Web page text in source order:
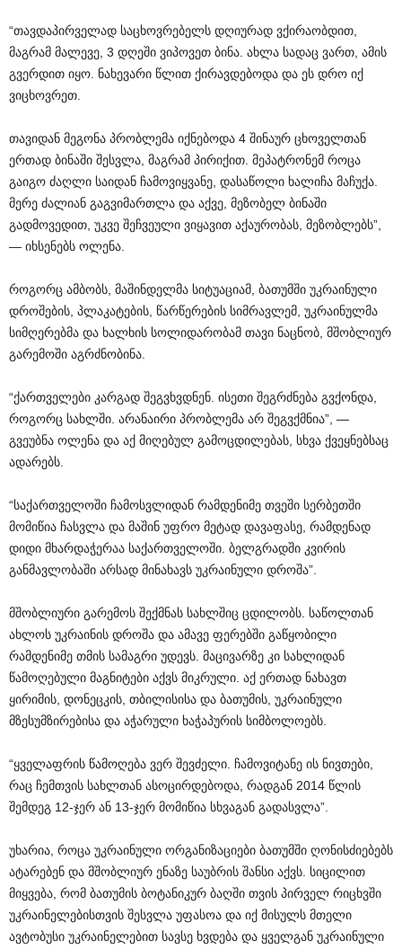
“თავდაპირველად საცხოვრებელს დღიურად ვქირაობდით,
მაგრამ მალევე, 3 დღეში ვიპოვეთ ბინა. ახლა სადაც ვართ, ამის
გვერდით იყო. ნახევარი წლით ქირავდებოდა და ეს დრო იქ
ვიცხოვრეთ.
თავიდან მეგონა პრობლემა იქნებოდა 4 შინაურ ცხოველთან
ერთად ბინაში შესვლა, მაგრამ პირიქით. მეპატრონემ როცა
გაიგო ძაღლი საიდან ჩამოვიყვანე, დასაწოლი ხალიჩა მაჩუქა.
მერე ძალიან გაგვიმართლა და აქვე, მეზობელ ბინაში
გადმოვედით, უკვე შეჩვეული ვიყავით აქაურობას, მეზობლებს”,
— იხსენებს ოლენა.
როგორც ამბობს, მაშინდელმა სიტუაციამ, ბათუმში უკრაინული
დროშების, პლაკატების, წარწერების სიმრავლემ, უკრაინულმა
სიმღერებმა და ხალხის სოლიდარობამ თავი ნაცნობ, მშობლიურ
გარემოში აგრძნობინა.
“ქართველები კარგად შეგვხვდნენ. ისეთი შეგრძნება გვქონდა,
როგორც სახლში. არანაირი პრობლემა არ შეგვქმნია”, —
გვეუბნა ოლენა და აქ მიღებულ გამოცდილებას, სხვა ქვეყნებსაც
ადარებს.
“საქართველოში ჩამოსვლიდან რამდენიმე თვეში სერბეთში
მომიწია ჩასვლა და მაშინ უფრო მეტად დავაფასე, რამდენად
დიდი მხარდაჭერაა საქართველოში. ბელგრადში კვირის
განმავლობაში არსად მინახავს უკრაინული დროშა”.
მშობლიური გარემოს შექმნას სახლშიც ცდილობს. საწოლთან
ახლოს უკრაინის დროშა და ამავე ფერებში გაწყობილი
რამდენიმე თმის სამაგრი უდევს. მაცივარზე კი სახლიდან
წამოღებული მაგნიტები აქვს მიკრული. აქ ერთად ნახავთ
ყირიმის, დონეცკის, თბილისისა და ბათუმის, უკრაინული
მზესუმზირებისა და აჭარული ხაჭაპურის სიმბოლოებს.
“ყველაფრის წამოღება ვერ შევძელი. ჩამოვიტანე ის ნივთები,
რაც ჩემთვის სახლთან ასოცირდებოდა, რადგან 2014 წლის
შემდეგ 12-ჯერ ან 13-ჯერ მომიწია სხვაგან გადასვლა”.
უხარია, როცა უკრაინული ორგანიზაციები ბათუმში ღონისძიებებს
ატარებენ და მშობლიურ ენაზე საუბრის შანსი აქვს. სიცილით
მიყვება, რომ ბათუმის ბოტანიკურ ბაღში თვის პირველ რიცხვში
უკრაინელებისთვის შესვლა უფასოა და იქ მისულს მთელი
ავტობუსი უკრაინელებით სავსე ხვდება და ყველგან უკრაინული